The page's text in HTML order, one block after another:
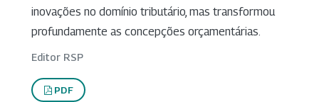
inovações no domínio tributário, mas transformou
profundamente as concepções orçamentárias.
Editor RSP
PDF